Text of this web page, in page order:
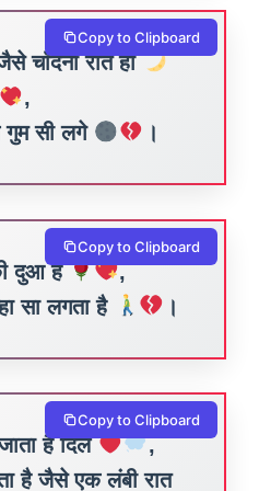
चाँदनी रात हो
,
गुम सी लगे
।
Copy to Clipboard
दुआ है
,
सा लगता है
।
Copy to Clipboard
है दिल
,
है जैसे एक लंबी रात
Copy to Clipboard